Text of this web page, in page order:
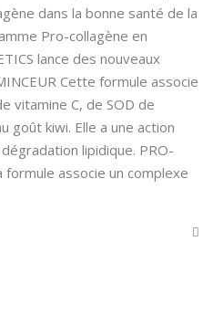
dans la bonne santé de la
Pro-collagène en
lance des nouveaux
Cette formule associe
vitamine C, de SOD de
goût kiwi. Elle a une action
lipidique. PRO-
formule associe un complexe